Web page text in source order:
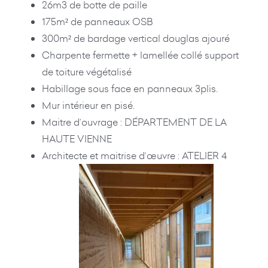
26m3 de botte de paille
175m² de panneaux OSB
300m² de bardage vertical douglas ajouré
Charpente fermette + lamellée collé support
de toiture végétalisé
Habillage sous face en panneaux 3plis.
Mur intérieur en pisé.
Maitre d’ouvrage : DÉPARTEMENT DE LA
HAUTE VIENNE
Architecte et maitrise d’œuvre : ATELIER 4